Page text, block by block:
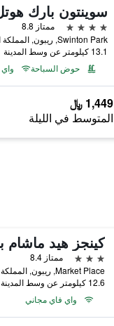
سوينتون بارك
4 نجوم
ممتاز 8.8
Swinton Park, ريبون, المملكة المتحدة
13.1 كيلومتر عن وسط المدينة
حوض السباحة
1,449 ﷼
المتوسط في الليلة
3 نجوم
ممتاز 8.4
Market Place, ريبون, المملكة المتحدة
12.6 كيلومتر عن وسط المدينة
واي فاي مجاني